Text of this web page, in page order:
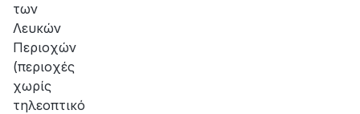
των
Λευκών
Περιοχών
(περιοχές
χωρίς
τηλεοπτικό